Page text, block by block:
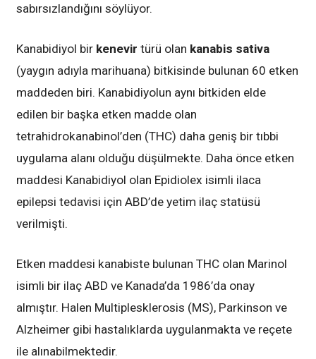
sabırsızlandığını söylüyor.
Kanabidiyol bir kenevir türü olan kanabis sativa
(yaygın adıyla marihuana) bitkisinde bulunan 60 etken
maddeden biri. Kanabidiyolun aynı bitkiden elde
edilen bir başka etken madde olan
tetrahidrokanabinol’den (THC) daha geniş bir tıbbi
uygulama alanı olduğu düşülmekte. Daha önce etken
maddesi Kanabidiyol olan Epidiolex isimli ilaca
epilepsi tedavisi için ABD’de yetim ilaç statüsü
verilmişti.
Etken maddesi kanabiste bulunan THC olan Marinol
isimli bir ilaç ABD ve Kanada’da 1986’da onay
almıştır. Halen Multiplesklerosis (MS), Parkinson ve
Alzheimer gibi hastalıklarda uygulanmakta ve reçete
ile alınabilmektedir.